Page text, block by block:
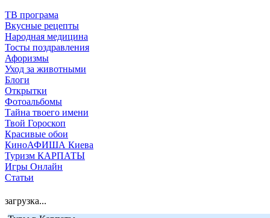
ТВ програма
Вкусные рецепты
Народная медицина
Тосты поздравления
Афоризмы
Уход за животными
Блоги
Открытки
Фотоальбомы
Тайна твоего имени
Твой Гороскоп
Красивые обои
КиноАФИША Киева
Туризм КАРПАТЫ
Игры Онлайн
Статьи
загрузка...